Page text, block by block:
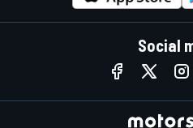
Social